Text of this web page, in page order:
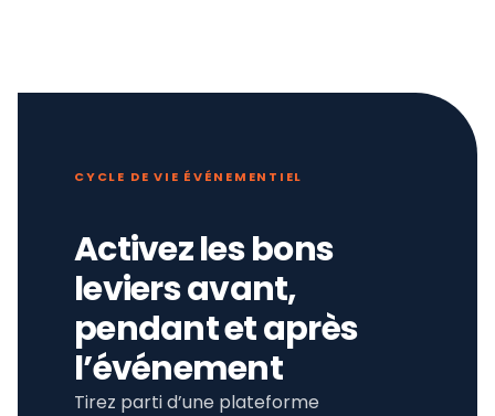
CYCLE DE VIE ÉVÉNEMENTIEL
Activez les bons
leviers avant,
pendant et après
l’événement
Tirez parti d’une plateforme